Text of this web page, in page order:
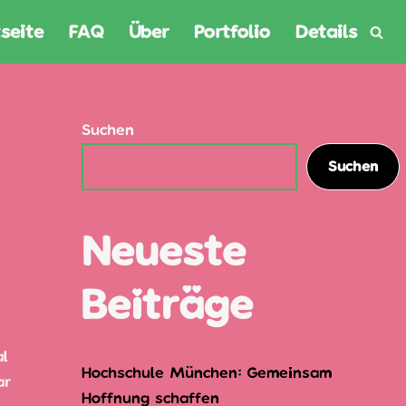
FAQ Über Portfolio Details
Suchen
Suchen
Neueste
Beiträge
Hochschule München: Gemeinsam
Hoffnung schaffen